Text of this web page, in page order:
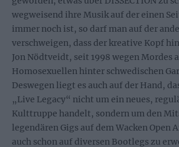
wegweisend ihre Musik auf der einen
immer noch ist, so darf man auf der
verschweigen, dass der kreative Kopf
Jon Nödtveidt, seit 1998 wegen Mordes
Homosexuellen hinter schwedischen
Deswegen liegt es auch auf der Hand,
„Live Legacy“ nicht um ein neues,
Kulttruppe handelt, sondern um den
legendären Gigs auf dem Wacken Open
auch schon auf diversen Bootlegs zu